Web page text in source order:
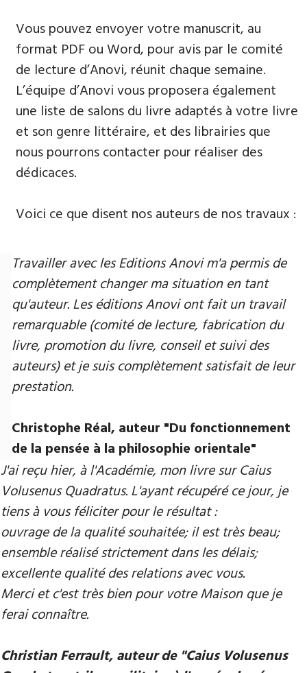
Vous pouvez envoyer votre manuscrit, au
format PDF ou Word, pour avis par le comité
de lecture d’Anovi, réunit chaque semaine.
L’équipe d’Anovi vous proposera également
une liste de salons du livre adaptés à votre livre
et son genre littéraire, et des librairies que
nous pourrons contacter pour réaliser des
dédicaces.
Voici ce que disent nos auteurs de nos travaux :
Travailler avec les Editions Anovi m'a permis de
complètement changer ma situation en tant
qu'auteur. Les éditions Anovi ont fait un travail
remarquable (comité de lecture, fabrication du
livre, promotion du livre, conseil et suivi des
auteurs) et je suis complètement satisfait de leur
prestation.
Christophe Réal, auteur ​"Du fonctionnement
de la pensée à la philosophie orientale"
J'ai reçu hier, à l'Académie, mon livre sur Caius
Volusenus Quadratus. L'ayant récupéré ce jour, je
tiens à vous féliciter pour le résultat :
ouvrage de la qualité souhaitée; il est très beau;
ensemble réalisé strictement dans les délais;
excellente qualité des relations avec vous.
Merci et c'est très bien pour votre Maison que je
ferai connaître.
Christian Ferrault, auteur de "Caius Volusenus